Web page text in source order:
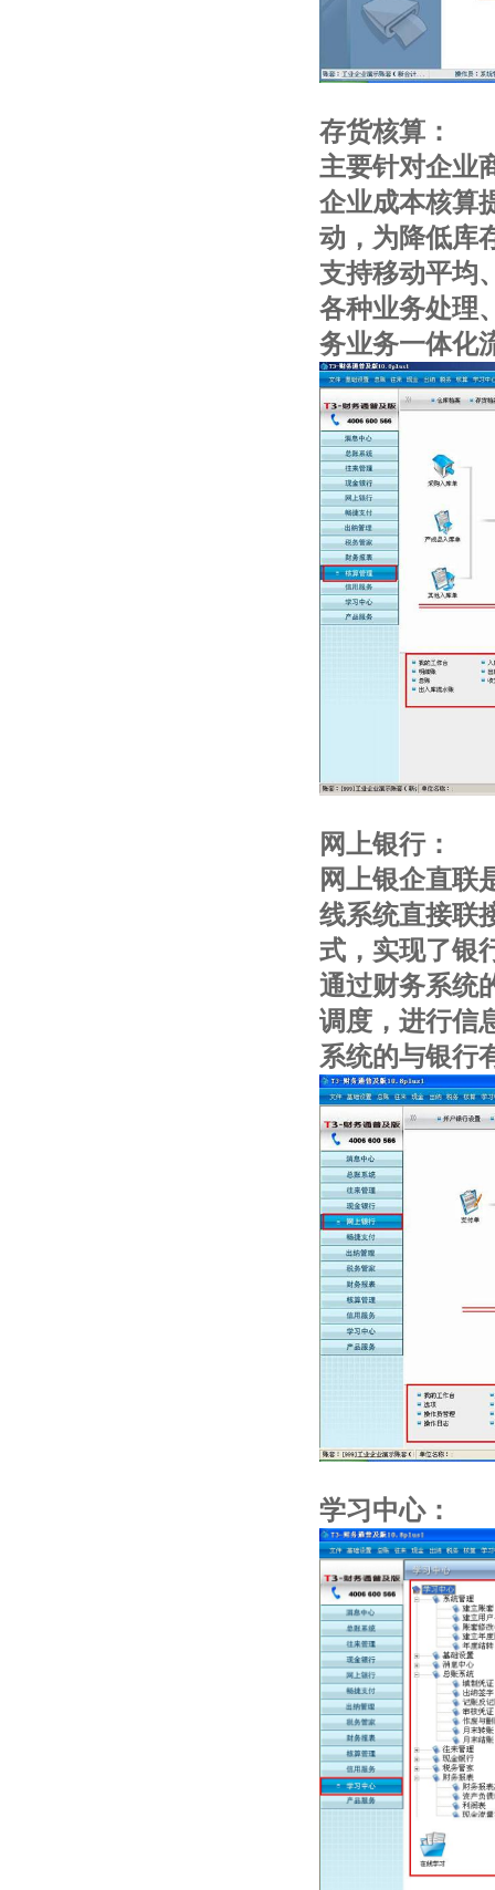
存货核算：
主要针对企业
企业成本核算
动，为降低库
支持移动平均
各种业务处理
务业务一体化
网上银行：
网上银企直联
线系统直接联
式，实现了银
通过财务系统
调度，进行信
系统的与银行
学习中心：